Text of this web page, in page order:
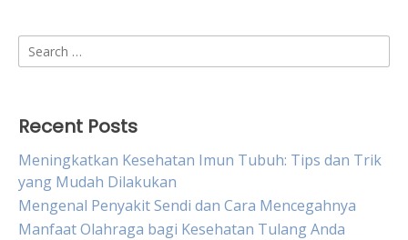
Search
for:
Recent Posts
Meningkatkan Kesehatan Imun Tubuh: Tips dan Trik
yang Mudah Dilakukan
Mengenal Penyakit Sendi dan Cara Mencegahnya
Manfaat Olahraga bagi Kesehatan Tulang Anda